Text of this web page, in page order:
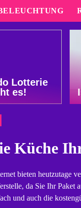
Lotterie
es!
Küche
bieten heutzutage
da Sie Ihr Paket
und auch die